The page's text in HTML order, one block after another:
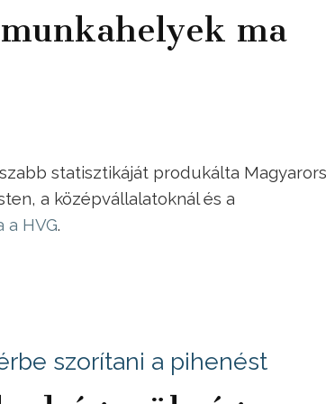
ma
statisztikáját produkálta
a középvállalatoknál és a
a HVG.
szorítani a pihenést